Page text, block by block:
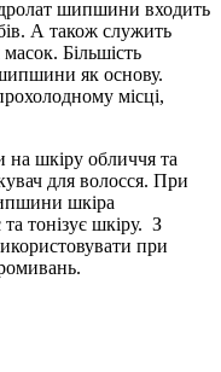
шипшини входить
А також служить
Більшість
як основу.
місці,
на шкіру обличчя та
для волосся. При
шкіра
та тонізує шкіру. З
при